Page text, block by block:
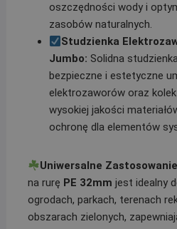
oszczędności wody i
zasobów naturalnych.
Studzienka
Jumbo: Solidna
bezpieczne i estetyczne
elektrozaworów oraz
wysokiej jakości
ochronę dla elementów
Uniwersalne
na rurę PE 32mm jest idealny
ogrodach, parkach, terenach
obszarach zielonych,